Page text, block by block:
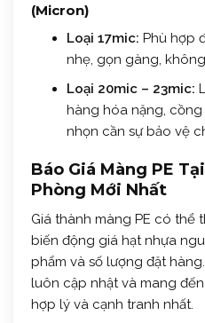
(Micron)
Loại 17mic: Phù hợp
nhẹ, gọn gàng,
Loại 20mic – 23mic:
hàng hóa nặng,
nhọn cần sự bảo vệ
Báo Giá Màng PE
Phòng Mới Nhất
Giá thành màng PE có thể
biến động giá hạt nhựa
phẩm và số lượng đặt
luôn cập nhật và mang
hợp lý và cạnh tranh nhất.